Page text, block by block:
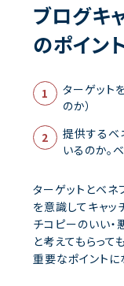
ブログキ
のポイン
ターゲット
のか）
提供するベ
いるのか。ベ
ターゲットとベネ
を意識してキャッ
チコピーのいい・
と考えてもらって
重要なポイントに